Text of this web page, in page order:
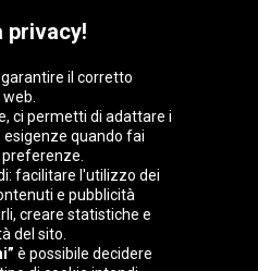
Deutschland
Magyarország Nederland
privacy!
il corretto
ci permetti di adattare i
quando fai
facilitare l'utilizzo dei
e pubblicità
creare statistiche e
del sito.
è possibile decidere